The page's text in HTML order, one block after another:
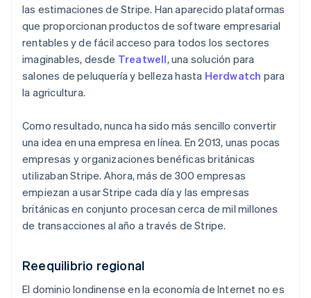
las estimaciones de Stripe. Han aparecido plataformas
que proporcionan productos de software empresarial
rentables y de fácil acceso para todos los sectores
imaginables, desde Treatwell, una solución para
salones de peluquería y belleza hasta Herdwatch para
la agricultura.
Como resultado, nunca ha sido más sencillo convertir
una idea en una empresa en línea. En 2013, unas pocas
empresas y organizaciones benéficas británicas
utilizaban Stripe. Ahora, más de 300 empresas
empiezan a usar Stripe cada día y las empresas
británicas en conjunto procesan cerca de mil millones
de transacciones al año a través de Stripe.
Reequilibrio regional
El dominio londinense en la economía de Internet no es